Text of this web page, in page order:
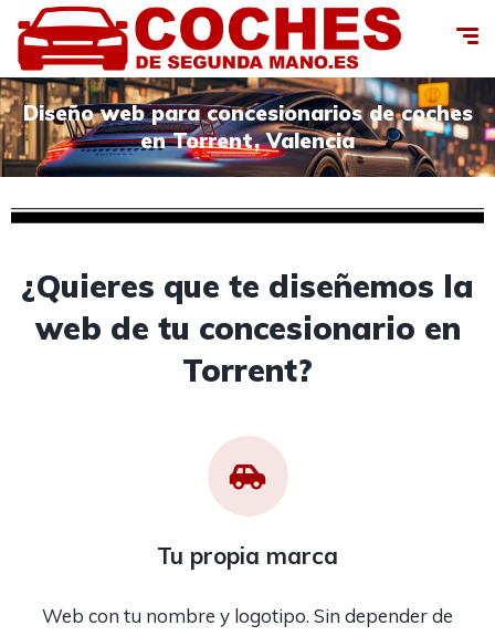
Diseño web para concesionarios de coches
en Torrent, Valencia
¿Quieres que te diseñemos la
web de tu concesionario en
Torrent?
Tu propia marca
Web con tu nombre y logotipo. Sin depender de